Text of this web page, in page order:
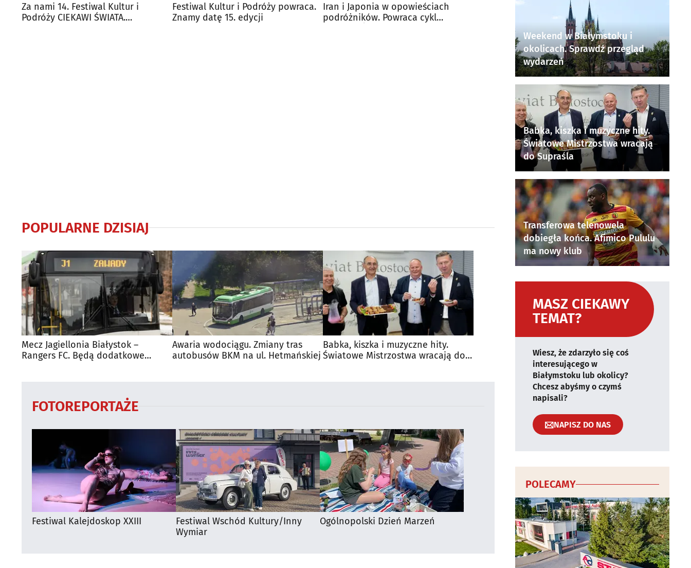
Za nami 14. Festiwal Kultur i
Podróży CIEKAWI ŚWIATA.
Festiwal Kultur i Podróży powraca.
Znamy datę 15. edycji
Iran i Japonia w opowieściach
podróżników. Powraca cykl
POPULARNE DZISIAJ
Mecz Jagiellonia Białystok –
Rangers FC. Będą dodatkowe
Awaria wodociągu. Zmiany tras
autobusów BKM na ul. Hetmańskiej
Babka, kiszka i muzyczne hity.
Światowe Mistrzostwa wracają do
FOTOREPORTAŻE
Festiwal Kalejdoskop XXIII
Festiwal Wschód Kultury/Inny
Wymiar
Ogólnopolski Dzień Marzeń
Weekend w Białymstoku i
okolicach. Sprawdź przegląd
wydarzeń
Babka, kiszka i muzyczne hity.
Światowe Mistrzostwa wracają
do Supraśla
Transferowa telenowela
dobiegła końca. Afimico Pululu
ma nowy klub
MASZ CIEKAWY
TEMAT?
Wiesz, że zdarzyło się coś
interesującego w
Białymstoku lub okolicy?
Chcesz abyśmy o czymś
napisali?
NAPISZ DO NAS
POLECAMY